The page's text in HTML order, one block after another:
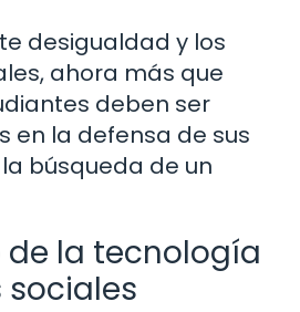
desigualdad y los
ahora más que
deben ser
en la defensa de sus
búsqueda de un
de la tecnología
sociales